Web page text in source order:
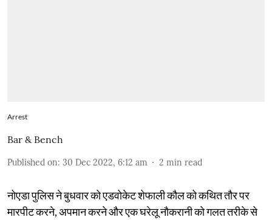
Arrest
Bar & Bench
Published on: 30 Dec 2022, 6:12 am 2 min read
नोएडा पुलिस ने बुधवार को एडवोकेट शेफाली कौल को कथित तौर पर
मारपीट करने, अपमान करने और एक घरेलू नौकरानी को गलत तरीके से